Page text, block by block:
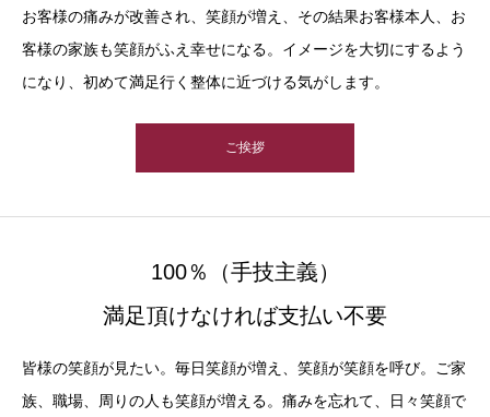
お客様の痛みが改善され、笑顔が増え、その結果お客様本人、お
客様の家族も笑顔がふえ幸せになる。イメージを大切にするよう
になり、初めて満足行く整体に近づける気がします。
ご挨拶
100％（手技主義）
満足頂けなければ支払い不要
皆様の笑顔が見たい。毎日笑顔が増え、笑顔が笑顔を呼び。ご家
族、職場、周りの人も笑顔が増える。痛みを忘れて、日々笑顔で